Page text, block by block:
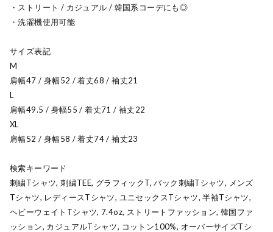
・ストリート / カジュアル / 韓国系コーデにも◎
・洗濯機使用可能
サイズ表記
M
肩幅47 / 身幅52 / 着丈68 / 袖丈21
L
肩幅49.5 / 身幅55 / 着丈71 / 袖丈22
XL
肩幅52 / 身幅58 / 着丈74 / 袖丈23
検索キーワード
刺繍Tシャツ, 刺繍TEE, グラフィックT, バック刺繍Tシャツ, メンズ
Tシャツ, レディースTシャツ, ユニセックスTシャツ, 半袖Tシャツ,
ヘビーウェイトTシャツ, 7.4oz, ストリートファッション, 韓国ファ
ッション, カジュアルTシャツ, コットン100%, オーバーサイズTシ